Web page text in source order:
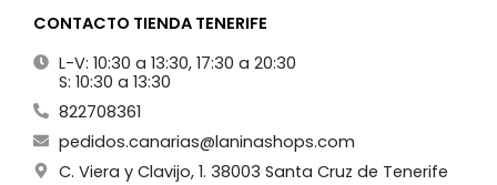
CONTACTO TIENDA TENERIFE
L-V: 10:30 a 13:30, 17:30 a 20:30
S: 10:30 a 13:30
822708361
pedidos.canarias@laninashops.com
C. Viera y Clavijo, 1. 38003 Santa Cruz de Tenerife